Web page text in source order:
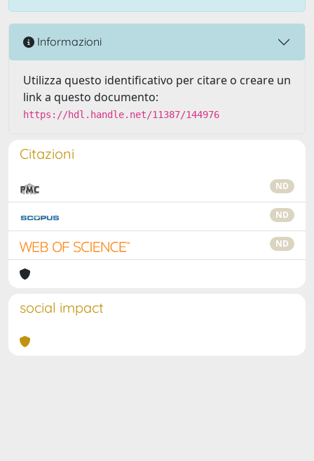
Informazioni
Utilizza questo identificativo per citare o creare un
link a questo documento:
https://hdl.handle.net/11387/144976
Citazioni
ND
ND
ND
social impact